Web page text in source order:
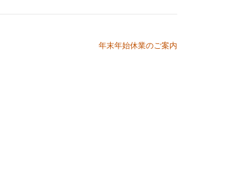
年末年始休業のご案内